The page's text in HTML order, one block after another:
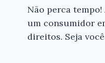
Não perca
um consumidor
direitos. Seja